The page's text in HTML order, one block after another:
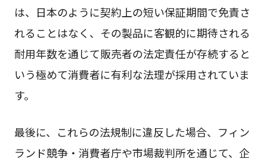
は、日本のように契約上の短い保証期間で免責さ
れることはなく、その製品に客観的に期待される
耐用年数を通じて販売者の法定責任が存続すると
いう極めて消費者に有利な法理が採用されていま
す。
最後に、これらの法規制に違反した場合、フィン
ランド競争・消費者庁や市場裁判所を通じて、企